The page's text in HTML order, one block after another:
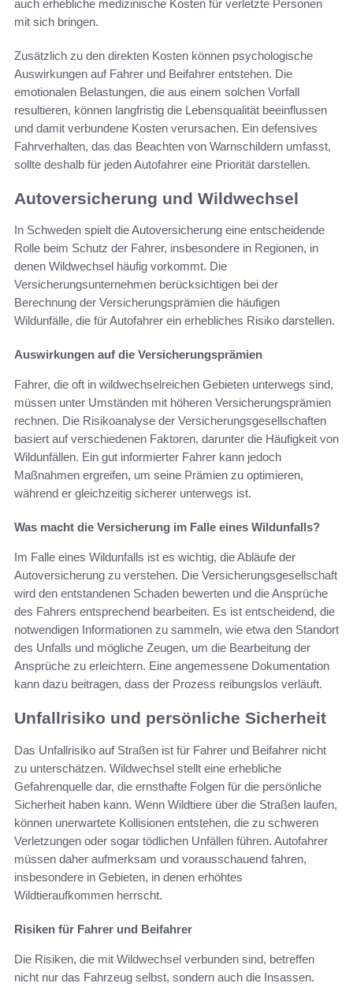
auch erhebliche medizinische Kosten für verletzte Personen
mit sich bringen.
Zusätzlich zu den direkten Kosten können psychologische
Auswirkungen auf Fahrer und Beifahrer entstehen. Die
emotionalen Belastungen, die aus einem solchen Vorfall
resultieren, können langfristig die Lebensqualität beeinflussen
und damit verbundene Kosten verursachen. Ein defensives
Fahrverhalten, das das Beachten von Warnschildern umfasst,
sollte deshalb für jeden Autofahrer eine Priorität darstellen.
Autoversicherung und Wildwechsel
In Schweden spielt die Autoversicherung eine entscheidende
Rolle beim Schutz der Fahrer, insbesondere in Regionen, in
denen Wildwechsel häufig vorkommt. Die
Versicherungsunternehmen berücksichtigen bei der
Berechnung der Versicherungsprämien die häufigen
Wildunfälle, die für Autofahrer ein erhebliches Risiko darstellen.
Auswirkungen auf die Versicherungsprämien
Fahrer, die oft in wildwechselreichen Gebieten unterwegs sind,
müssen unter Umständen mit höheren Versicherungsprämien
rechnen. Die Risikoanalyse der Versicherungsgesellschaften
basiert auf verschiedenen Faktoren, darunter die Häufigkeit von
Wildunfällen. Ein gut informierter Fahrer kann jedoch
Maßnahmen ergreifen, um seine Prämien zu optimieren,
während er gleichzeitig sicherer unterwegs ist.
Was macht die Versicherung im Falle eines Wildunfalls?
Im Falle eines Wildunfalls ist es wichtig, die Abläufe der
Autoversicherung zu verstehen. Die Versicherungsgesellschaft
wird den entstandenen Schaden bewerten und die Ansprüche
des Fahrers entsprechend bearbeiten. Es ist entscheidend, die
notwendigen Informationen zu sammeln, wie etwa den Standort
des Unfalls und mögliche Zeugen, um die Bearbeitung der
Ansprüche zu erleichtern. Eine angemessene Dokumentation
kann dazu beitragen, dass der Prozess reibungslos verläuft.
Unfallrisiko und persönliche Sicherheit
Das Unfallrisiko auf Straßen ist für Fahrer und Beifahrer nicht
zu unterschätzen. Wildwechsel stellt eine erhebliche
Gefahrenquelle dar, die ernsthafte Folgen für die persönliche
Sicherheit haben kann. Wenn Wildtiere über die Straßen laufen,
können unerwartete Kollisionen entstehen, die zu schweren
Verletzungen oder sogar tödlichen Unfällen führen. Autofahrer
müssen daher aufmerksam und vorausschauend fahren,
insbesondere in Gebieten, in denen erhöhtes
Wildtieraufkommen herrscht.
Risiken für Fahrer und Beifahrer
Die Risiken, die mit Wildwechsel verbunden sind, betreffen
nicht nur das Fahrzeug selbst, sondern auch die Insassen.